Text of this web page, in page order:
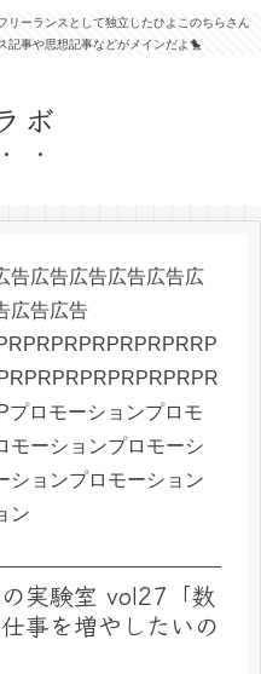
ーランスとして独立したひよこのちらさん
記事や思想記事などがメインだよ🐤
ボ
告広告広告広告広告広
広告広告
ロモーションプロモ
モーションプロモーシ
ションプロモーション
ン
実験室 vol27「数
事を増やしたいの